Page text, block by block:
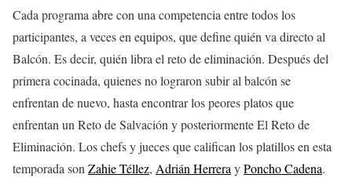
Cada programa abre con una competencia entre todos los
participantes, a veces en equipos, que define quién va directo al
Balcón. Es decir, quién libra el reto de eliminación. Después del
primera cocinada, quienes no lograron subir al balcón se
enfrentan de nuevo, hasta encontrar los peores platos que
enfrentan un Reto de Salvación y posteriormente El Reto de
Eliminación. Los chefs y jueces que califican los platillos en esta
temporada son Zahie Téllez, Adrián Herrera yPoncho Cadena.